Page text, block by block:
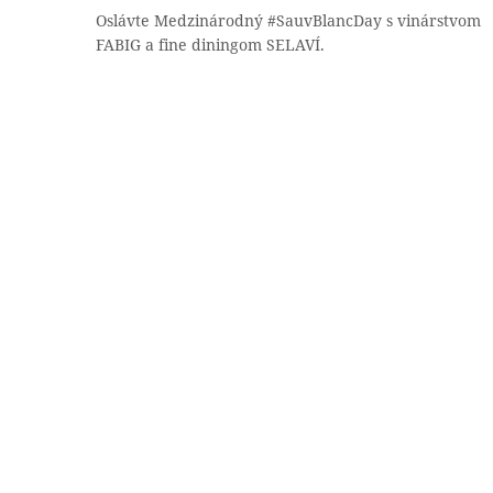
Oslávte Medzinárodný #SauvBlancDay s vinárstvom
FABIG a fine diningom SELAVÍ.